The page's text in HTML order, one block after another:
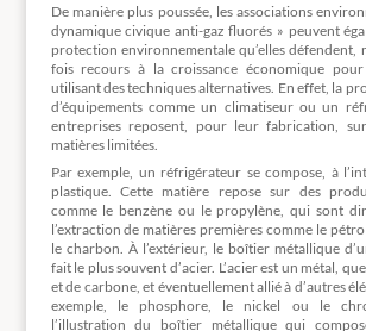
De manière plus poussée, les associations
dynamique civique anti-gaz fluorés » peuvent
protection environnementale qu’elles défendent,
fois recours à la croissance économique pour
utilisant des techniques alternatives. En effet, la
d’équipements comme un climatiseur ou un
entreprises reposent, pour leur fabrication,
matières limitées.
Par exemple, un réfrigérateur se compose, à
plastique. Cette matière repose sur des
comme le benzène ou le propylène, qui sont
l’extraction de matières premières comme le
le charbon. À l’extérieur, le boîtier métallique
fait le plus souvent d’acier. L’acier est un métal,
et de carbone, et éventuellement allié à d’autres
exemple, le phosphore, le nickel ou le
l’illustration du boîtier métallique qui